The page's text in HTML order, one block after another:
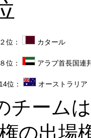
２位： カタール
８位： アラブ首長国連
14位： オーストラリア
ーム
の出場